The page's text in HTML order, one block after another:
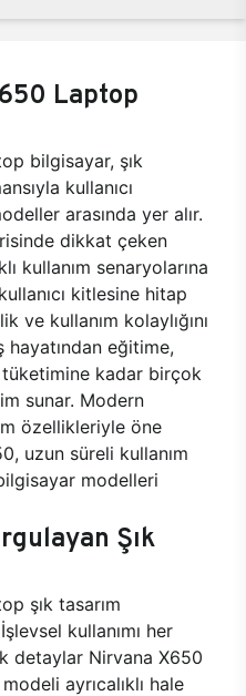
Laptop
bilgisayar, şık
kullanıcı
arasında yer alır.
dikkat çeken
kullanım senaryolarına
kitlesine hitap
ve kullanım kolaylığını
eğitime,
kadar birçok
sunar. Modern
özellikleriyle öne
uzun süreli kullanım
modelleri
Şık
şık tasarım
kullanımı her
detaylar Nirvana X650
ayrıcalıklı hale